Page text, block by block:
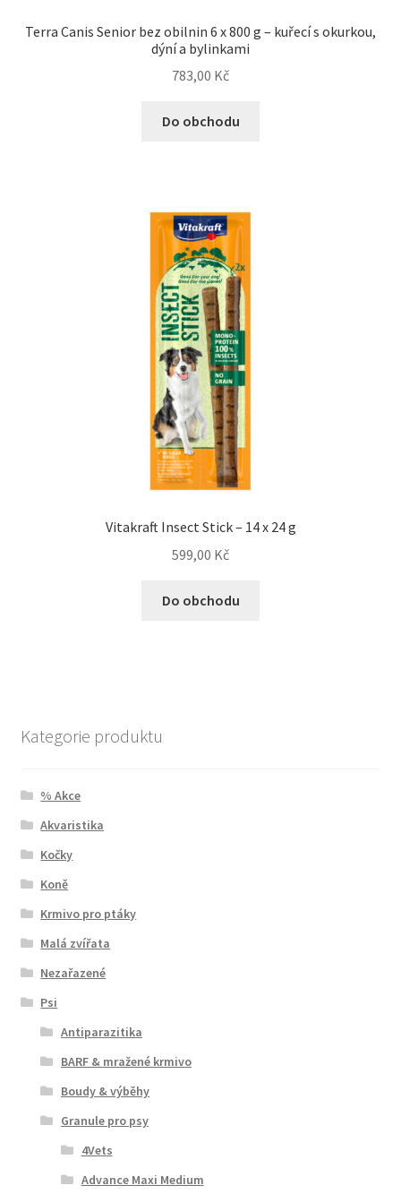
Terra Canis Senior bez obilnin 6 x 800 g – kuřecí s okurkou,
dýní a bylinkami
783,00 Kč
Do obchodu
Vitakraft Insect Stick – 14 x 24 g
599,00 Kč
Do obchodu
Kategorie produktu
% Akce
Akvaristika
Kočky
Koně
Krmivo pro ptáky
Malá zvířata
Nezařazené
Psi
Antiparazitika
BARF & mražené krmivo
Boudy & výběhy
Granule pro psy
4Vets
Advance Maxi Medium